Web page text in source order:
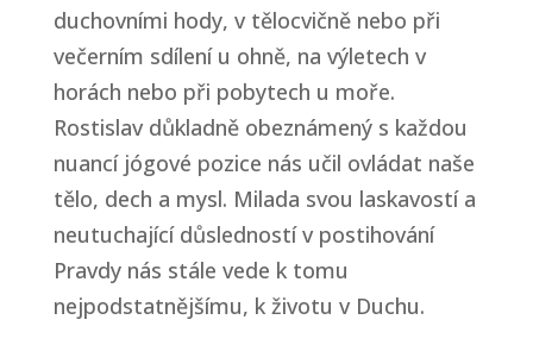
duchovními hody, v tělocvičně nebo při
večerním sdílení u ohně, na výletech v
horách nebo při pobytech u moře.
Rostislav důkladně obeznámený s každou
nuancí jógové pozice nás učil ovládat naše
tělo, dech a mysl. Milada svou laskavostí a
neutuchající důsledností v postihování
Pravdy nás stále vede k tomu
nejpodstatnějšímu, k životu v Duchu.